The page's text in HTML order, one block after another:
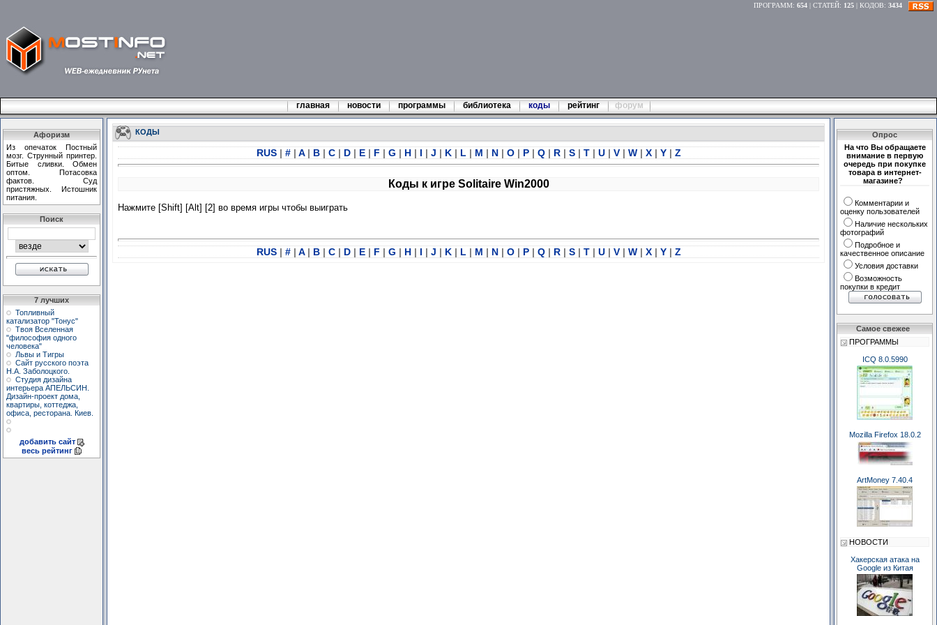
ПРОГРАММ: 654 | СТАТЕЙ: 125 | КОДОВ: 3434
главная новости программы библиотека коды рейтинг форум
Афоризм
Из опечаток Постный
мозг. Струнный принтер.
Битые сливки. Обмен
оптом. Потасовка
фактов. Суд
пристяжных. Истошник
питания.
Поиск
7 лучших
Топливный
катализатор "Тонус"
Твоя Вселенная
"философия одного
человека"
Львы и Тигры
Сайт русского поэта
Н.А. Заболоцкого.
Студия дизайна
интерьера АПЕЛЬСИН.
Дизайн-проект дома,
квартиры, коттеджа,
офиса, ресторана. Киев.
добавить сайт
весь рейтинг
КОДЫ
RUS | # | A | B | C | D | E | F | G | H | I | J | K | L | M | N | O | P | Q | R | S | T | U | V | W | X | Y | Z
Коды к игре Solitaire Win2000
Нажмите [Shift] [Alt] [2] во время игры чтобы выиграть
RUS | # | A | B | C | D | E | F | G | H | I | J | K | L | M | N | O | P | Q | R | S | T | U | V | W | X | Y | Z
Опрос
На что Вы обращаете
внимание в первую
очередь при покупке
товара в интернет-
магазине?
Комментарии и
оценку пользователей
Наличие нескольких
фотографий
Подробное и
качественное описание
Условия доставки
Возможность
покупки в кредит
Самое свежее
ПРОГРАММЫ
ICQ 8.0.5990
Mozilla Firefox 18.0.2
ArtMoney 7.40.4
НОВОСТИ
Хакерская атака на
Google из Китая